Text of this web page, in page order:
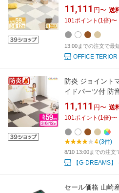
サイドパーツ付
床暖房対応 PE
マット キッズマ
クッションマッ
11,111 円〜 送
101ポイント (1倍)〜
13:00までの注文で最
OFFICE
防炎 ジョイント
イドパーツ付 防
PE 3畳 6畳 12畳
イマット キッズ
本防炎協会認定
ゃれ
11,111 円〜 送
101ポイント (1倍)〜
4(3件)
8/10 13:00までの注文
【G-DREAMS
セール価格 山崎